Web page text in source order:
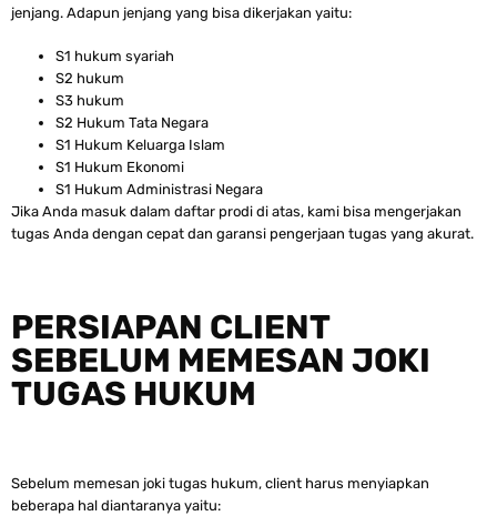
jenjang. Adapun jenjang yang bisa dikerjakan yaitu:
S1 hukum syariah
S2 hukum
S3 hukum
S2 Hukum Tata Negara
S1 Hukum Keluarga Islam
S1 Hukum Ekonomi
S1 Hukum Administrasi Negara
Jika Anda masuk dalam daftar prodi di atas, kami bisa mengerjakan
tugas Anda dengan cepat dan garansi pengerjaan tugas yang akurat.
PERSIAPAN CLIENT
SEBELUM MEMESAN JOKI
TUGAS HUKUM
Sebelum memesan joki tugas hukum, client harus menyiapkan
beberapa hal diantaranya yaitu: